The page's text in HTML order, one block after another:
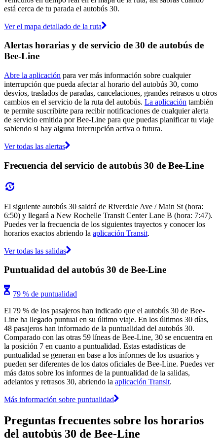
está cerca de tu parada el autobús 30.
Ver el mapa detallado de la ruta
Alertas horarias y de servicio de 30 de autobús de
Bee-Line
Abre la aplicación para ver más información sobre cualquier
interrupción que pueda afectar al horario del autobús 30, como
desvíos, traslados de paradas, cancelaciones, grandes retrasos u otros
cambios en el servicio de la ruta del autobús. La aplicación también
te permite suscribirte para recibir notificaciones de cualquier alerta
de servicio emitida por Bee-Line para que puedas planificar tu viaje
sabiendo si hay alguna interrupción activa o futura.
Ver todas las alertas
Frecuencia del servicio de autobús 30 de Bee-Line
El siguiente autobús 30 saldrá de Riverdale Ave / Main St (hora:
6:50) y llegará a New Rochelle Transit Center Lane B (hora: 7:47).
Puedes ver la frecuencia de los siguientes trayectos y conocer los
horarios exactos abriendo la aplicación Transit.
Ver todas las salidas
Puntualidad del autobús 30 de Bee-Line
79 % de puntualidad
El 79 % de los pasajeros han indicado que el autobús 30 de Bee-
Line ha llegado puntual en su último viaje. En los últimos 30 días,
48 pasajeros han informado de la puntualidad del autobús 30.
Comparado con las otras 59 líneas de Bee-Line, 30 se encuentra en
la posición 7 en cuanto a puntualidad. Estas estadísticas de
puntualidad se generan en base a los informes de los usuarios y
pueden ser diferentes de los datos oficiales de Bee-Line. Puedes ver
más datos sobre los informes de la puntualidad de la salidas,
adelantos y retrasos 30, abriendo la aplicación Transit.
Más información sobre puntualidad
Preguntas frecuentes sobre los horarios
del autobús 30 de Bee-Line